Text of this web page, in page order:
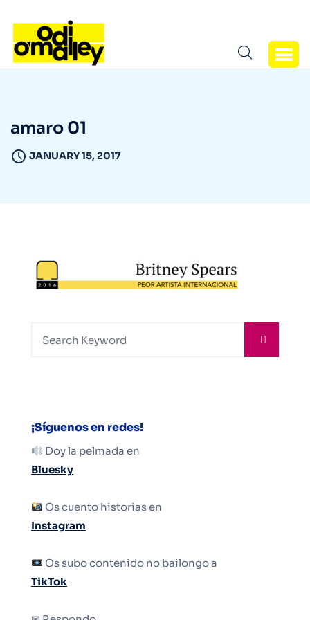
amaro 01
JANUARY 15, 2017
¡Síguenos en redes!
Doy la pelmada en
Bluesky
Os cuento historias en
Instagram
Os subo contenido no bailongo a
TikTok